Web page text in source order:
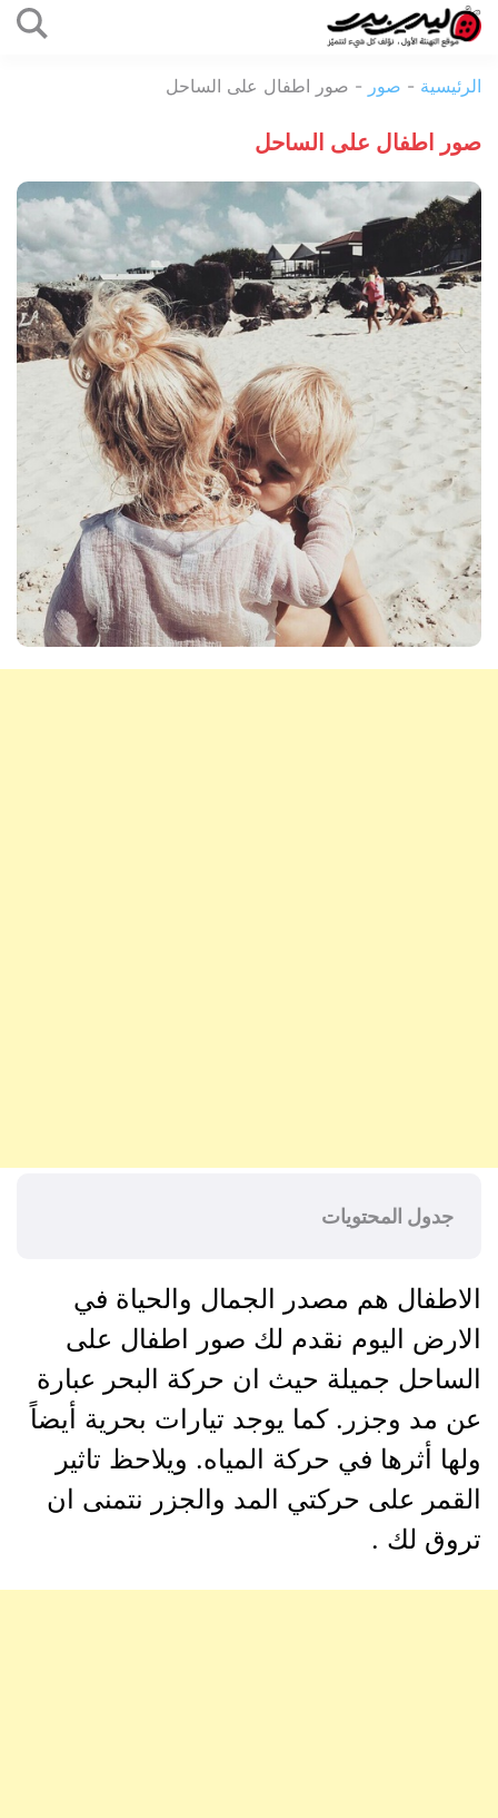
المحتوى
بيرد
الرئيسية - صور - صور اطفال على الساحل
صور اطفال على الساحل
جدول المحتويات
الاطفال هم مصدر الجمال والحياة في
الارض اليوم نقدم لك صور اطفال على
الساحل جميلة حيث ان حركة البحر عبارة
عن مد وجزر. كما يوجد تيارات بحرية أيضاً
ولها أثرها في حركة المياه. ويلاحظ تاثير
القمر على حركتي المد والجزر نتمنى ان
تروق لك .